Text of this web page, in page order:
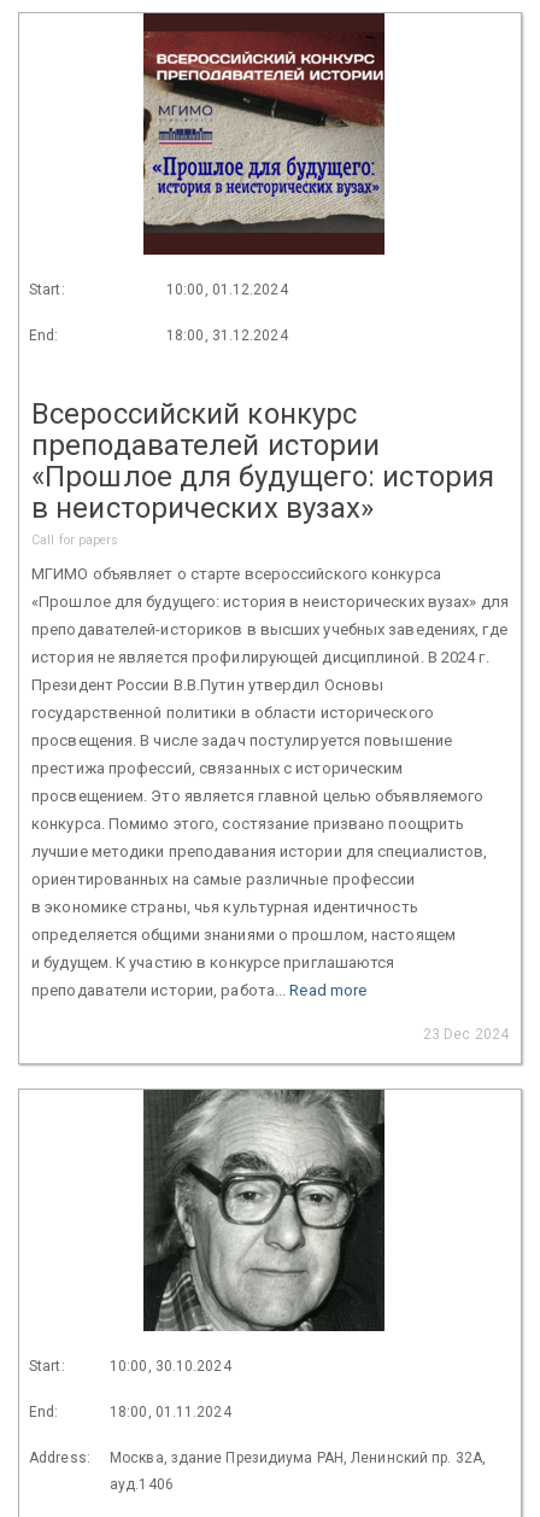
Start: 10:00, 01.12.2024
End: 18:00, 31.12.2024
Всероссийский конкурс
преподавателей истории
«Прошлое для будущего: история
в неисторических вузах»
Call for papers
МГИМО объявляет о старте всероссийского конкурса
«Прошлое для будущего: история в неисторических вузах» для
преподавателей-историков в высших учебных заведениях, где
история не является профилирующей дисциплиной. В 2024 г.
Президент России В.В.Путин утвердил Основы
государственной политики в области исторического
просвещения. В числе задач постулируется повышение
престижа профессий, связанных с историческим
просвещением. Это является главной целью объявляемого
конкурса. Помимо этого, состязание призвано поощрить
лучшие методики преподавания истории для специалистов,
ориентированных на самые различные профессии
в экономике страны, чья культурная идентичность
определяется общими знаниями о прошлом, настоящем
и будущем. К участию в конкурсе приглашаются
преподаватели истории, работа...Read more
23 Dec 2024
Start: 10:00, 30.10.2024
End: 18:00, 01.11.2024
Address:
Москва, здание Президиума РАН, Ленинский пр. 32А,
ауд.1406